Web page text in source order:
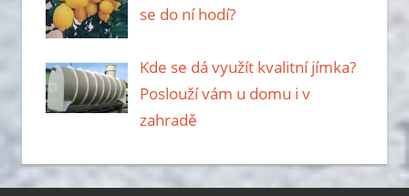
se do ní hodí?
Kde se dá využít kvalitní jímka?
Poslouží vám u domu i v
zahradě